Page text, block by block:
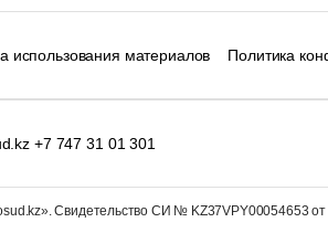
использования материалов Политика
+7 747 31 01 301
Свидетельство СИ № KZ37VPY00054653 от